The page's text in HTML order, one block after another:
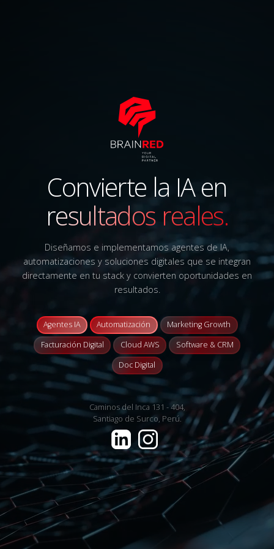
Convierte la IA en
resultados reales.
Diseñamos e implementamos agentes de IA,
automatizaciones y soluciones digitales que se integran
directamente en tu stack y convierten oportunidades en
resultados.
Agentes IA Automatización
Marketing Growth
Facturación Digital
Cloud AWS
Software & CRM
Doc Digital
Caminos del Inca 131 - 404,
Santiago de Surco, Perú.